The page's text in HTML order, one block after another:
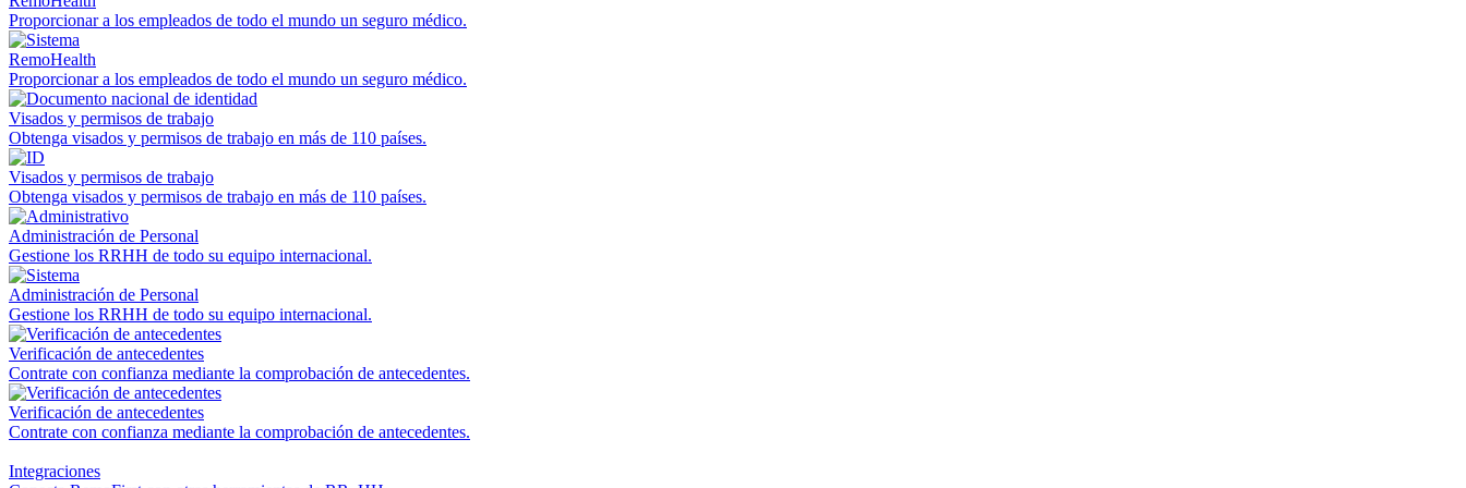
Proporcionar a los empleados de todo el mundo un seguro médico.
RemoHealth
Proporcionar a los empleados de todo el mundo un seguro médico.
Visados y permisos de trabajo
Obtenga visados y permisos de trabajo en más de 110 países.
Visados y permisos de trabajo
Obtenga visados y permisos de trabajo en más de 110 países.
Administración de Personal
Gestione los RRHH de todo su equipo internacional.
Administración de Personal
Gestione los RRHH de todo su equipo internacional.
Verificación de antecedentes
Contrate con confianza mediante la comprobación de antecedentes.
Verificación de antecedentes
Contrate con confianza mediante la comprobación de antecedentes.
Integraciones